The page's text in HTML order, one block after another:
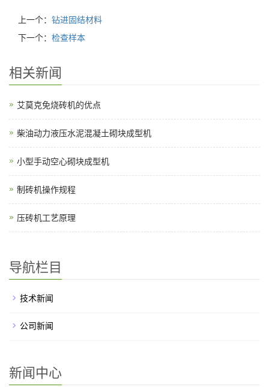
上一个： 钻进固结材料
下一个： 检查样本
相关新闻
艾莫克免烧砖机的优点
柴油动力液压水泥混凝土砌块成型机
小型手动空心砌块成型机
制砖机操作规程
压砖机工艺原理
导航栏目
技术新闻
公司新闻
新闻中心